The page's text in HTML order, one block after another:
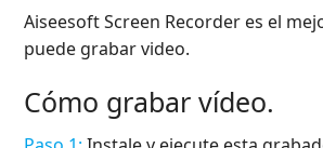
Aiseesoft Screen Recorder es el
puede grabar video.
Cómo grabar vídeo.